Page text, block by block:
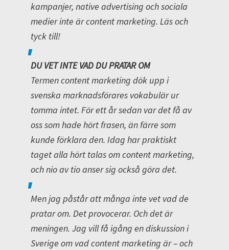
kampanjer, native advertising och sociala
medier inte är content marketing. Läs och
tyck till!
DU VET INTE VAD DU PRATAR OM
Termen content marketing dök upp i
svenska marknadsförares vokabulär ur
tomma intet. För ett år sedan var det få av
oss som hade hört frasen, än färre som
kunde förklara den. Idag har praktiskt
taget alla hört talas om content marketing,
och nio av tio anser sig också göra det.
Men jag påstår att många inte vet vad de
pratar om. Det provocerar. Och det är
meningen. Jag vill få igång en diskussion i
Sverige om vad content marketing är – och